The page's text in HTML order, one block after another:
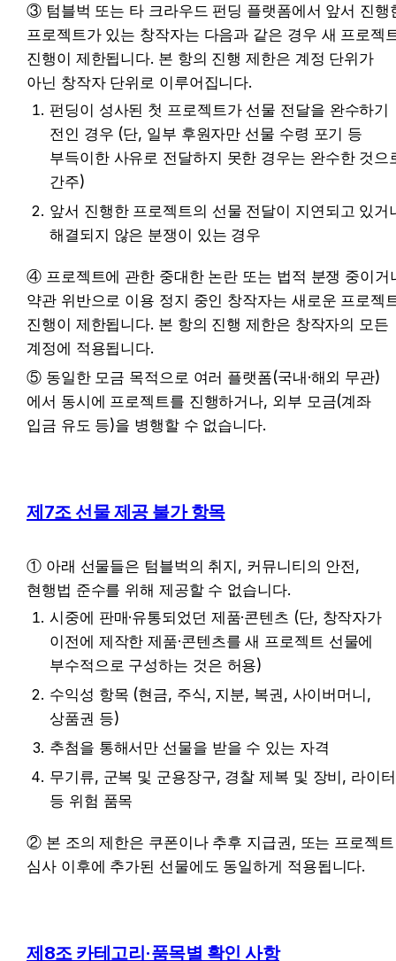
③ 텀블벅 또는 타 크라우드 펀딩 플랫폼에서 앞서 진행
프로젝트가 있는 창작자는 다음과 같은 경우 새 프로젝
진행이 제한됩니다. 본 항의 진행 제한은 계정 단위가
아닌 창작자 단위로 이루어집니다.
펀딩이 성사된 첫 프로젝트가 선물 전달을 완수하기
전인 경우 (단, 일부 후원자만 선물 수령 포기 등
부득이한 사유로 전달하지 못한 경우는 완수한 것으
간주)
앞서 진행한 프로젝트의 선물 전달이 지연되고 있거
해결되지 않은 분쟁이 있는 경우
④ 프로젝트에 관한 중대한 논란 또는 법적 분쟁 중이거
약관 위반으로 이용 정지 중인 창작자는 새로운 프로젝
진행이 제한됩니다. 본 항의 진행 제한은 창작자의 모든
계정에 적용됩니다.
⑤ 동일한 모금 목적으로 여러 플랫폼(국내·해외 무관)
에서 동시에 프로젝트를 진행하거나, 외부 모금(계좌
입금 유도 등)을 병행할 수 없습니다.
제7조 선물 제공 불가 항목
① 아래 선물들은 텀블벅의 취지, 커뮤니티의 안전,
현행법 준수를 위해 제공할 수 없습니다.
시중에 판매·유통되었던 제품·콘텐츠 (단, 창작자가
이전에 제작한 제품·콘텐츠를 새 프로젝트 선물에
부수적으로 구성하는 것은 허용)
수익성 항목 (현금, 주식, 지분, 복권, 사이버머니,
상품권 등)
추첨을 통해서만 선물을 받을 수 있는 자격
무기류, 군복 및 군용장구, 경찰 제복 및 장비, 라이터
등 위험 품목
② 본 조의 제한은 쿠폰이나 추후 지급권, 또는 프로젝트
심사 이후에 추가된 선물에도 동일하게 적용됩니다.
제8조 카테고리·품목별 확인 사항